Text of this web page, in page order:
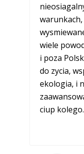
wiele
i poza
do zycia,
ekologia, i
ciup kolego.